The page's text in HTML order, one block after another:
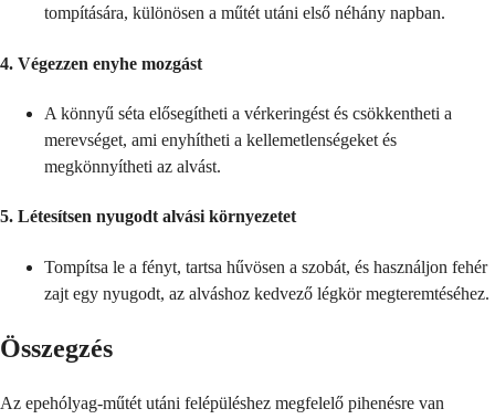
tompítására, különösen a műtét utáni első néhány napban.
4. Végezzen enyhe mozgást
A könnyű séta elősegítheti a vérkeringést és csökkentheti a
merevséget, ami enyhítheti a kellemetlenségeket és
megkönnyítheti az alvást.
5. Létesítsen nyugodt alvási környezetet
Tompítsa le a fényt, tartsa hűvösen a szobát, és használjon fehér
zajt egy nyugodt, az alváshoz kedvező légkör megteremtéséhez.
Összegzés
Az epehólyag-műtét utáni felépüléshez megfelelő pihenésre van